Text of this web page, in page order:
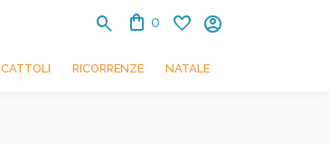
search shopping_bag 0 favorite account_circle
RICORRENZE NATALE